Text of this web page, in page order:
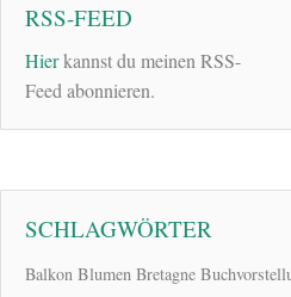
RSS-FEED
Hierkannst du meinen RSS-
Feed abonnieren.
SCHLAGWÖRTER
Balkon Blumen Bretagne